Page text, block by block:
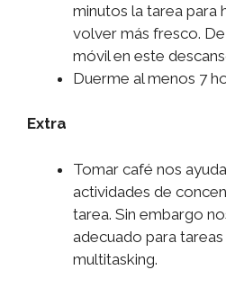
minutos la tarea para
volver más fresco.
móvil en este
Duerme al menos 7
Extra
Tomar café nos
actividades de
tarea. Sin embargo
adecuado para
multitasking.